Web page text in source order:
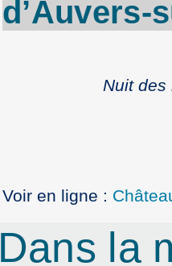
d’Auvers-
Nuit des
Voir en ligne :
Dans la